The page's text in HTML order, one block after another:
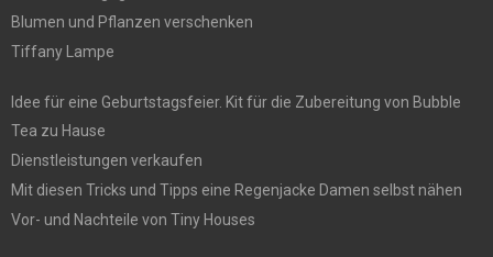
Blumen und Pflanzen verschenken
Tiffany Lampe
Idee für eine Geburtstagsfeier. Kit für die Zubereitung von Bubble
Tea zu Hause
Dienstleistungen verkaufen
Mit diesen Tricks und Tipps eine Regenjacke Damen selbst nähen
Vor- und Nachteile von Tiny Houses